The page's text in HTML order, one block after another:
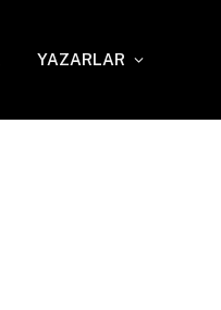
YAZARLAR